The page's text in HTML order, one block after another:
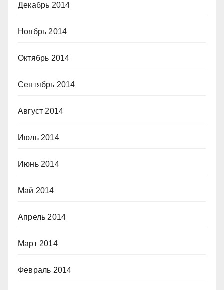
Декабрь 2014
Ноябрь 2014
Октябрь 2014
Сентябрь 2014
Август 2014
Июль 2014
Июнь 2014
Май 2014
Апрель 2014
Март 2014
Февраль 2014